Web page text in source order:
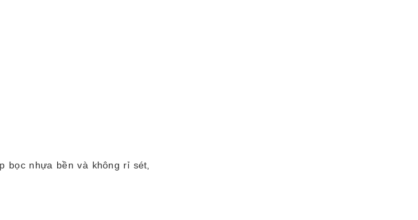
bọc nhựa bền và không rỉ sét,